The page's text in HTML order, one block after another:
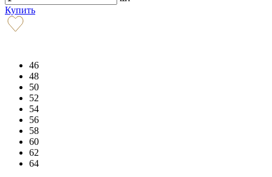
Купить
46
48
50
52
54
56
58
60
62
64